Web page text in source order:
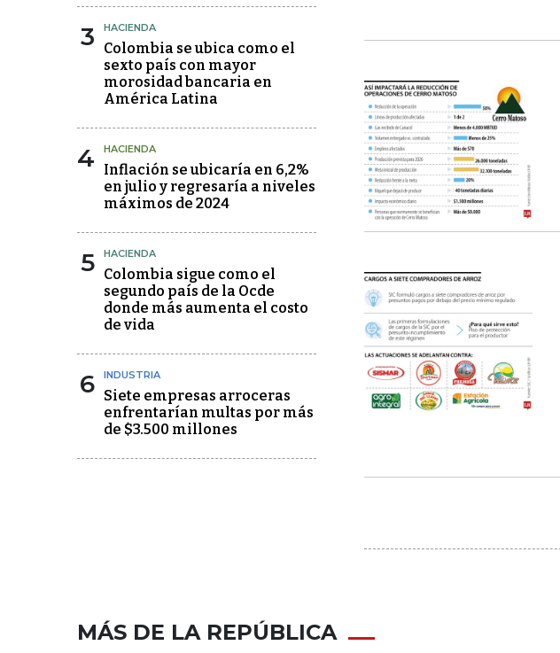
3 HACIENDA
Colombia se ubica como el
sexto país con mayor
morosidad bancaria en
América Latina
4 HACIENDA
Inflación se ubicaría en 6,2%
en julio y regresaría a niveles
máximos de 2024
5 HACIENDA
Colombia sigue como el
segundo país de la Ocde
donde más aumenta el costo
de vida
6 INDUSTRIA
Siete empresas arroceras
enfrentarían multas por más
de $3.500 millones
MÁS DE LA REPÚBLICA